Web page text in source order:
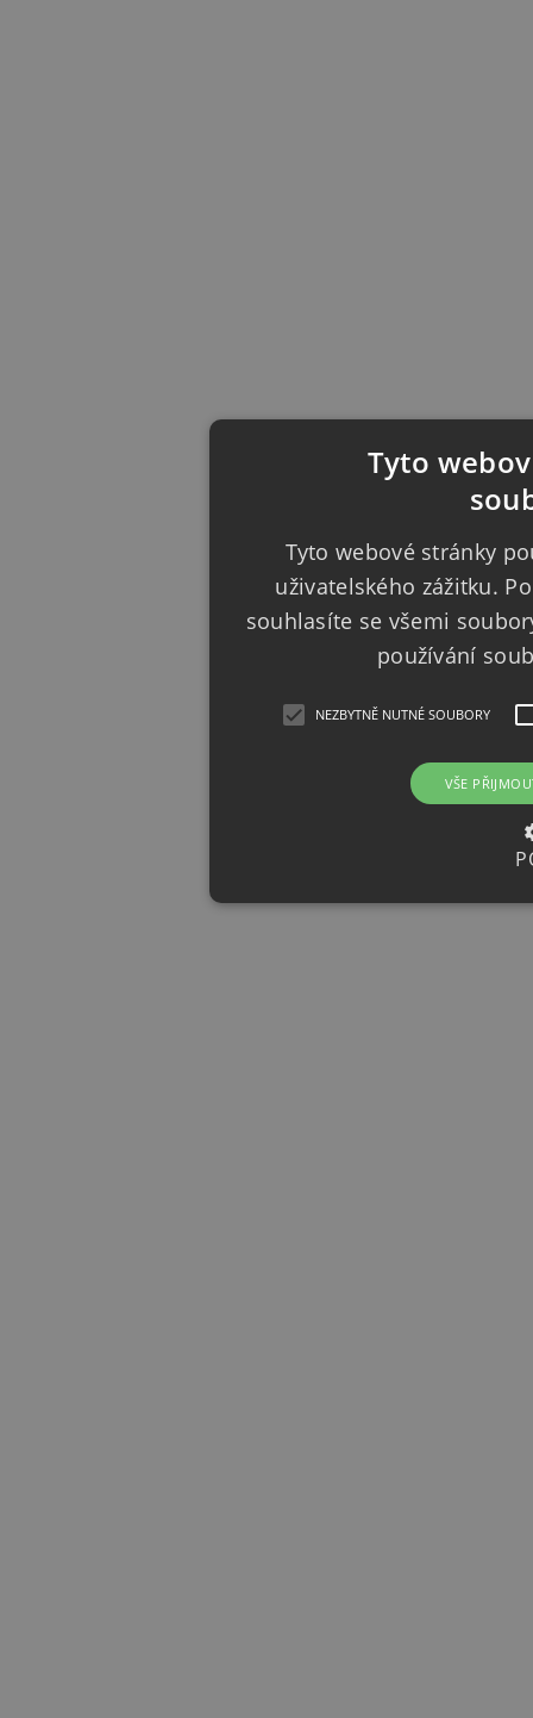
Tyto
Tyto webové stránky
uživatelského zážitku.
souhlasíte se všemi
používání
NEZBYTNĚ NUTNÉ SOUBORY
VŠE